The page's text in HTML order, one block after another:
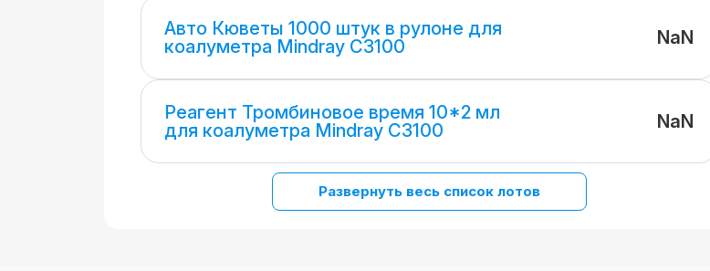
Авто Кюветы 1000 штук в рулоне для
коалуметра Mindray C3100
NaN
Реагент Тромбиновое время 10*2 мл
для коалуметра Mindray C3100
NaN
Развернуть весь список лотов